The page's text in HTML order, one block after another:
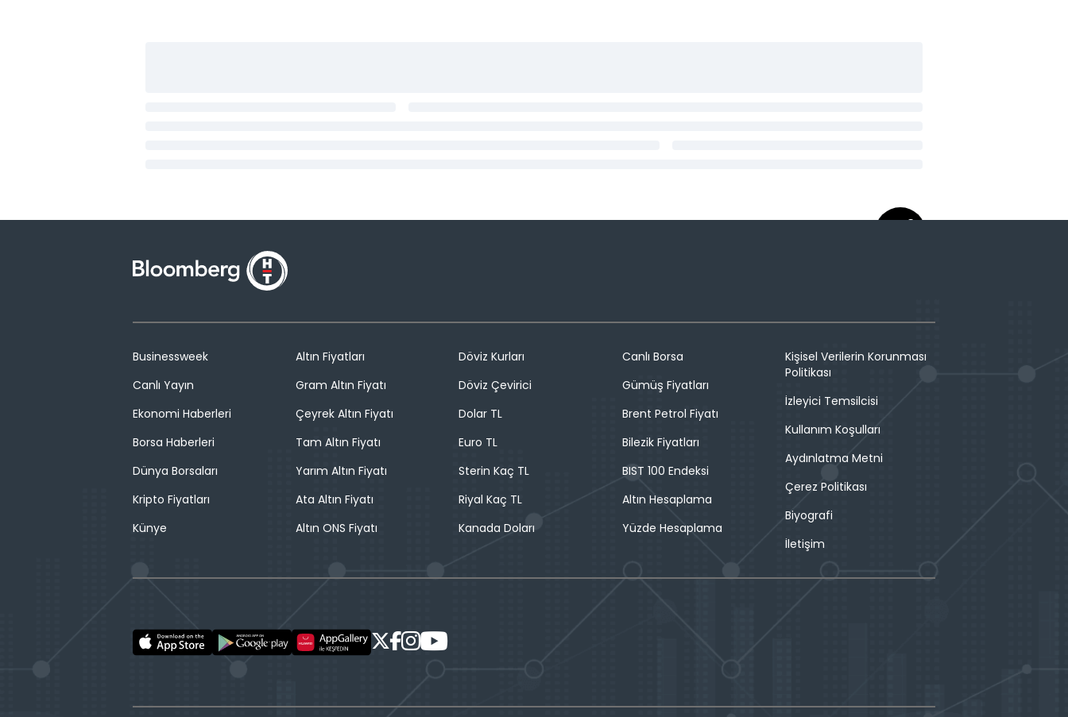
Businessweek
Canlı Yayın
Ekonomi Haberleri
Borsa Haberleri
Dünya Borsaları
Kripto Fiyatları
Künye
Altın Fiyatları
Gram Altın Fiyatı
Çeyrek Altın Fiyatı
Tam Altın Fiyatı
Yarım Altın Fiyatı
Ata Altın Fiyatı
Altın ONS Fiyatı
Döviz Kurları
Döviz Çevirici
Dolar TL
Euro TL
Sterin Kaç TL
Riyal Kaç TL
Kanada Doları
Canlı Borsa
Gümüş Fiyatları
Brent Petrol Fiyatı
Bilezik Fiyatları
BIST 100 Endeksi
Altın Hesaplama
Yüzde Hesaplama
Kişisel Verilerin Korunması
Politikası
İzleyici Temsilcisi
Kullanım Koşulları
Aydınlatma Metni
Çerez Politikası
Biyografi
İletişim